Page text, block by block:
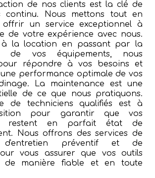
de nos clients est la clé de
continu. Nous mettons tout en
un service exceptionnel à
de votre expérience avec nous.
à la location en passant par la
de vos équipements, nous
répondre à vos besoins et
performance optimale de vos
La maintenance est une
de ce que nous pratiquons.
de techniciens qualifiés est à
pour garantir que vos
restent en parfait état de
Nous offrons des services de
d'entretien préventif et de
vous assurer que vos outils
de manière fiable et en toute